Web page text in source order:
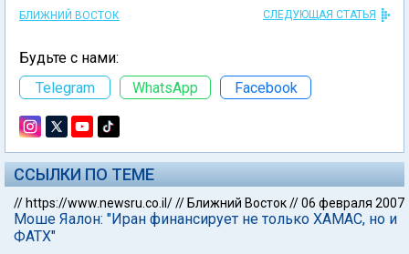
БЛИЖНИЙ ВОСТОК СЛЕДУЮЩАЯ СТАТЬЯ
Будьте с нами:
Telegram
WhatsApp Facebook
ССЫЛКИ ПО ТЕМЕ
// https://www.newsru.co.il/// Ближний Восток//06 февраля 2007
Моше Яалон: "Иран финансирует не только ХАМАС, но и
ФАТХ"